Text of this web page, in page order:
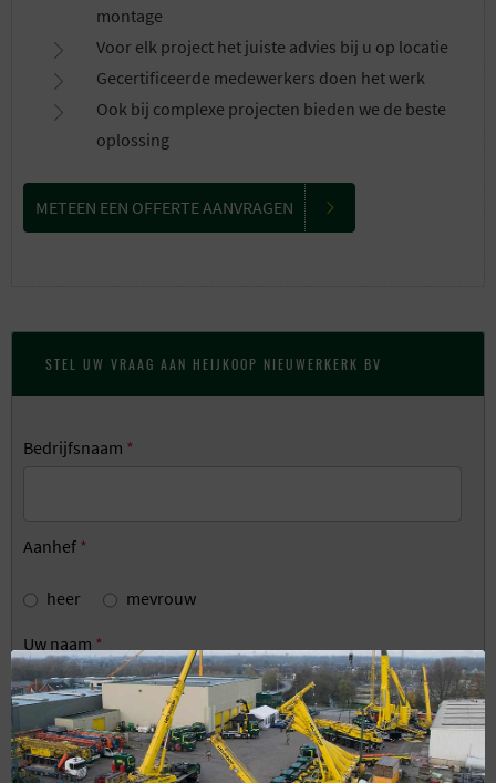
montage
Voor elk project het juiste advies bij u op locatie
Gecertificeerde medewerkers doen het werk
Ook bij complexe projecten bieden we de beste
oplossing
METEEN EEN OFFERTE AANVRAGEN
STEL UW VRAAG AAN HEIJKOOP NIEUWERKERK BV
Bedrijfsnaam *
Aanhef *
heer mevrouw
Uw naam *
Telefoon*